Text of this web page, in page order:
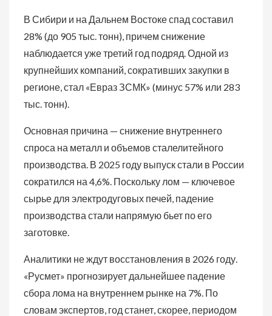
В Сибири и на Дальнем Востоке спад составил
28% (до 905 тыс. тонн), причем снижение
наблюдается уже третий год подряд. Одной из
крупнейших компаний, сокративших закупки в
регионе, стал «Евраз ЗСМК» (минус 57% или 283
тыс. тонн).
Основная причина — снижение внутреннего
спроса на металл и объемов сталелитейного
производства. В 2025 году выпуск стали в России
сократился на 4,6%. Поскольку лом — ключевое
сырье для электродуговых печей, падение
производства стали напрямую бьет по его
заготовке.
Аналитики не ждут восстановления в 2026 году.
«Русмет» прогнозирует дальнейшее падение
сбора лома на внутреннем рынке на 7%. По
словам экспертов, год станет, скорее, периодом